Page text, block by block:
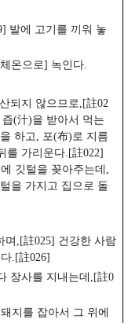
발에 고기를 끼워 놓
온으로] 녹인다.
되지 않으므로,[註02
즙(汁)을 받아서 먹는
하고, 포(布)로 지름
를 가리운다.[註022]
깃털을 꽂아주는데,
을 가지고 집으로 돌
며,[註025] 건강한 사람
.[註026]
장사를 지내는데,[註0
지를 잡아서 그 위에